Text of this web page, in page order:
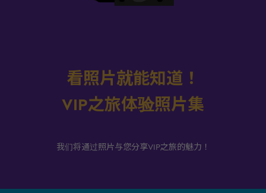
看照片就能知道！
VIP之旅体验照片集
我们将通过照片与您分享VIP之旅的魅力！